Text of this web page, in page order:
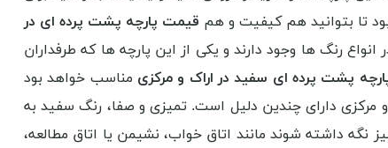
تا بتوانید هم کیفیت و هم قیمت پارچه پشت پرده ای در
رنگ ها وجود دارند و یکی از این پارچه ها که طرفداران
پشت پرده ای سفید در اراک و مرکزی مناسب خواهد بود
مرکزی دارای چندین دلیل است. تمیزی و صفا، رنگ سفید به
داشته شوند مانند اتاق خواب، نشیمن یا اتاق مطالعه،